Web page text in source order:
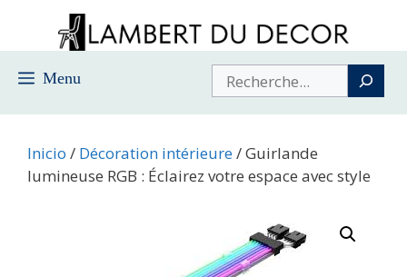
contenido
Menu Buscar
Inicio / Décoration intérieure/ Guirlande
lumineuse RGB : Éclairez votre espace avec style